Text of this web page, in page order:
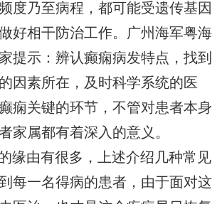
度乃至病程，都可能受遗传基因
好相干防治工作。广州海军粤海
提示：辨认癫痫病发特点，找到
因素所在，及时科学系统的医
痫关键的环节，不管对患者本身
家属都有着深入的意义。
缘由有很多，上述介绍几种常见
每一名得病的患者，由于面对这